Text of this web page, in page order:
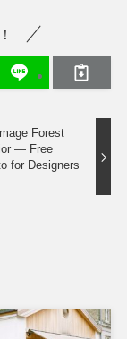
Forest
— Free
for Designers